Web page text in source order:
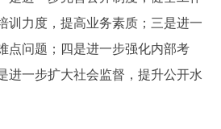
训力度，提高业务素质；三是进一
点问题；四是进一步强化内部考
进一步扩大社会监督，提升公开水